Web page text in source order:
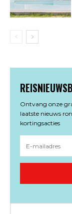
Ontvang onze
laatste nieuws
kortingsacties